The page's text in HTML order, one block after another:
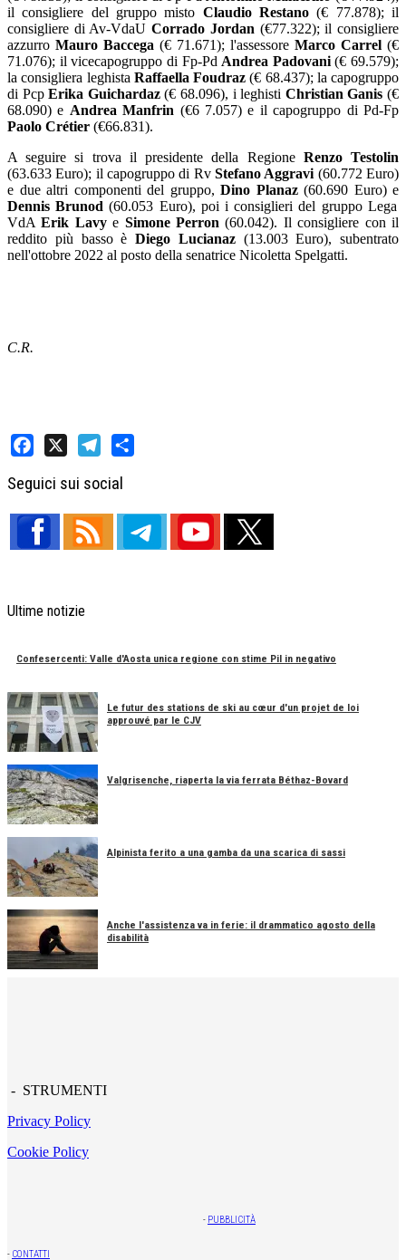
il consigliere del gruppo misto Claudio Restano (€ 77.878); il
consigliere di Av-VdaUCorrado Jordan(€77.322); il consigliere
azzurro Mauro Baccega (€ 71.671); l'assessore Marco Carrel (€
71.076); il vicecapogruppo di Fp-PdAndrea Padovani(€ 69.579);
la consigliera leghista Raffaella Foudraz (€ 68.437); la capogruppo
di PcpErika Guichardaz(€ 68.096), i leghisti Christian Ganis (€
68.090) e Andrea Manfrin (€6 7.057) e il capogruppo di Pd-Fp
Paolo Crétier (€66.831).
A seguire si trova il presidente della Regione Renzo Testolin
(63.633 Euro); il capogruppo di RvStefano Aggravi(60.772 Euro)
e due altri componenti del gruppo, Dino Planaz(60.690 Euro) e
Dennis Brunod (60.053 Euro), poi i consiglieri del gruppo Lega
VdAErik Lavye Simone Perron (60.042). Il consigliere con il
reddito più basso è Diego Lucianaz(13.003 Euro), subentrato
nell'ottobre 2022 al posto della senatrice Nicoletta Spelgatti.
C.R.
Seguici sui social
Ultime notizie
Confesercenti: Valle d'Aosta unica regione con stime Pil in negativo
Le futur des stations de ski au cœur d'un projet de loi
approuvé par le CJV
Valgrisenche, riaperta la via ferrata Béthaz-Bovard
Alpinista ferito a una gamba da una scarica di sassi
Anche l'assistenza va in ferie: il drammatico agosto della
disabilità
- STRUMENTI
Privacy Policy
Cookie Policy
- PUBBLICITÀ
- CONTATTI